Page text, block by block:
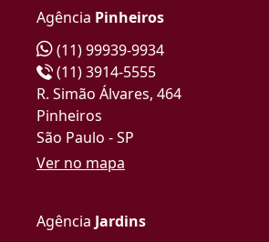
Agência Pinheiros
(11) 99939-9934
(11) 3914-5555
R. Simão Álvares, 464
Pinheiros
São Paulo - SP
Ver no mapa
Agência Jardins